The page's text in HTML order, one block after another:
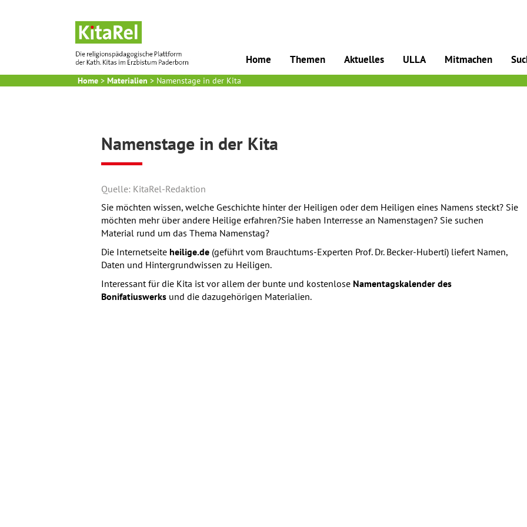
Home Themen Aktuelles ULLA Mitmachen
Home > Materialien > Namenstage in der Kita
Namenstage in der Kita
Quelle: KitaRel-Redaktion
Sie möchten wissen, welche Geschichte hinter der Heiligen oder dem Heiligen eines Namens steckt? Sie
möchten mehr über andere Heilige erfahren?Sie haben Interresse an Namenstagen? Sie suchen
Material rund um das Thema Namenstag?
Die Internetseite heilige.de (geführt vom Brauchtums-Experten Prof. Dr. Becker-Huberti) liefert Namen,
Daten und Hintergrundwissen zu Heiligen.
Interessant für die Kita ist vor allem der bunte und kostenlose Namentagskalender des
Bonifatiuswerks und die dazugehörigen Materialien.